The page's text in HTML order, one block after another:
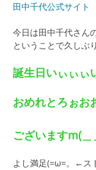
田中千代公式サイト
今日は田中千代さん
ということで久しぶ
誕生日いぃぃぃ
おめれとろぉお
ございますm(＿
よし満足(=ω=。←ス